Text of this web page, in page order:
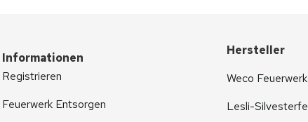
Informationen
Registrieren
Feuerwerk Entsorgen
Hersteller
Weco Feuerwerk
Lesli-